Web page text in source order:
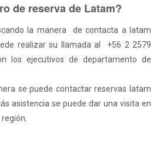
de reserva de Latam?
la manera de contacta a latam
realizar su llamada al +56 2 2579
los ejecutivos de departamento de
se puede contactar reservas latam
asistencia se puede dar una visita en